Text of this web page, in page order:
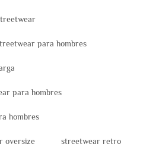
para hombres
para hombres
hombres
oversize streetwear retro